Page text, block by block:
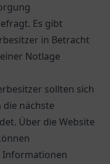
Es gibt
in Betracht
Notlage
sollten sich
nächste
Über die Website
Informationen